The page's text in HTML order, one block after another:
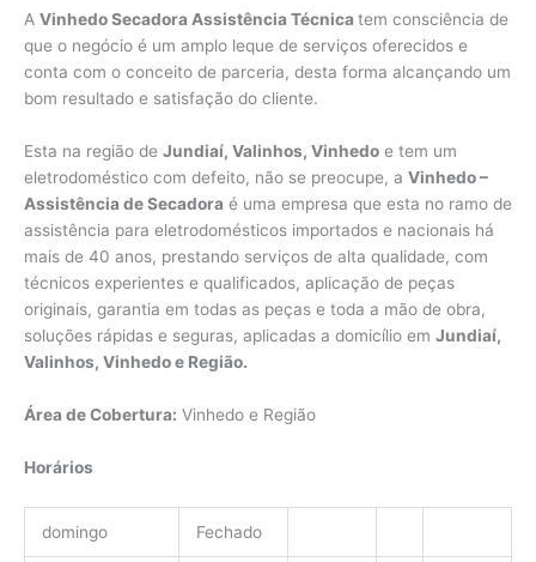
A Vinhedo Secadora Assistência Técnica tem consciência de
que o negócio é um amplo leque de serviços oferecidos e
conta com o conceito de parceria, desta forma alcançando um
bom resultado e satisfação do cliente.
Esta na região de Jundiaí, Valinhos, Vinhedo e tem um
eletrodoméstico com defeito, não se preocupe, a Vinhedo –
Assistência de Secadora é uma empresa que esta no ramo de
assistência para eletrodomésticos importados e nacionais há
mais de 40 anos, prestando serviços de alta qualidade, com
técnicos experientes e qualificados, aplicação de peças
originais, garantia em todas as peças e toda a mão de obra,
soluções rápidas e seguras, aplicadas a domicílio em Jundiaí,
Valinhos, Vinhedo e Região.
Área de Cobertura: Vinhedo e Região
Horários
domingo Fechado